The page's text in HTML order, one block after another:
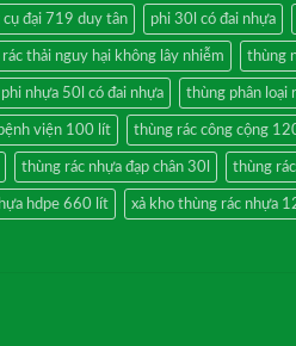
cụ đại 719 duy tân phi 30l có đai nhựa
thải nguy hại không lây nhiễm thùng
nhựa 50l có đai nhựa thùng phân loại
viện 100 lít thùng rác công cộng
thùng rác nhựa đạp chân 30l thùng
hdpe 660 lít xả kho thùng rác nhựa